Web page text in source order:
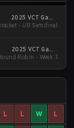
2025 VCT Game
EMEA: Stage
- UB Semifinal
2025 VCT Game
EMEA: Stage
Robin - Week 3
L L W L